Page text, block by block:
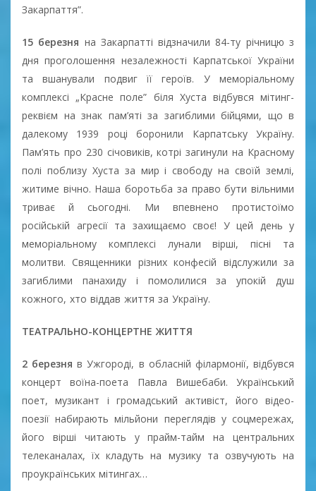
Закарпаття”.
15 березня на Закарпатті відзначили 84-ту річницю з
дня проголошення незалежності Карпатської України
та вшанували подвиг її героїв. У меморіальному
комплексі „Красне поле” біля Хуста відбувся мітинг-
реквієм на знак пам’яті за загиблими бійцями, що в
далекому 1939 році боронили Карпатську Україну.
Пам’ять про 230 січовиків, котрі загинули на Красному
полі поблизу Хуста за мир і свободу на своїй землі,
житиме вічно. Наша боротьба за право бути вільними
триває й сьогодні. Ми впевнено протистоїмо
російській агресії та захищаємо своє! У цей день у
меморіальному комплексі лунали вірші, пісні та
молитви. Священники різних конфесій відслужили за
загиблими панахиду і помолилися за упокій душ
кожного, хто віддав життя за Україну.
ТЕАТРАЛЬНО-КОНЦЕРТНЕ ЖИТТЯ
2 березня в Ужгороді, в обласній філармонії, відбувся
концерт воїна-поета Павла Вишебаби. Український
поет, музикант і громадський активіст, його відео-
поезії набирають мільйони переглядів у соцмережах,
його вірші читають у прайм-тайм на центральних
телеканалах, їх кладуть на музику та озвучують на
проукраїнських мітингах…